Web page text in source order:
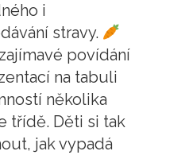
i
stravy.
povídání
na tabuli
několika
třídě. Děti si tak
jak vypadá